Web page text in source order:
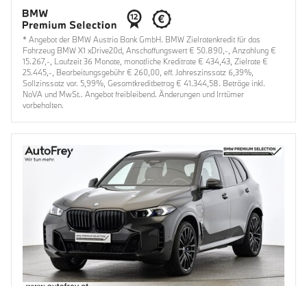
* Angebot der BMW Austria Bank GmbH. BMW Zielratenkredit für das
Fahrzeug BMW X1 xDrive20d, Anschaffungswert € 50.890,-, Anzahlung €
15.267,-, Laufzeit 36 Monate, monatliche Kreditrate € 434,43, Zielrate €
25.445,-, Bearbeitungsgebühr € 260,00, eff. Jahreszinssatz 6,39%,
Sollzinssatz var. 5,99%, Gesamtkreditbetrag € 41.344,58. Beträge inkl.
NoVA und MwSt.. Angebot freibleibend. Änderungen und Irrtümer
vorbehalten.